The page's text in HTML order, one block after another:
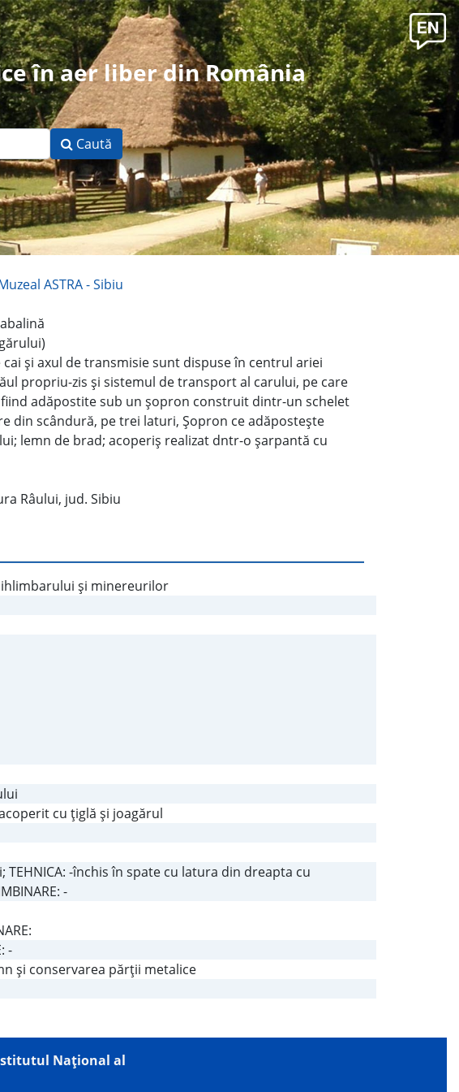
în aer liber din România
Caută
ASTRA - Sibiu
şi axul de transmisie sunt dispuse în centrul ariei
propriu-zis şi sistemul de transport al carului, pe care
adăpostite sub un şopron construit dintr-un schelet
din scândură, pe trei laturi, Şopron ce adăposteşte
lemn de brad; acoperiş realizat dntr-o şarpantă cu
Râului, jud. Sibiu
şi minereurilor
cu ţiglă şi joagărul
TEHNICA: -închis în spate cu latura din dreapta cu
-
-
şi conservarea părţii metalice
Național al